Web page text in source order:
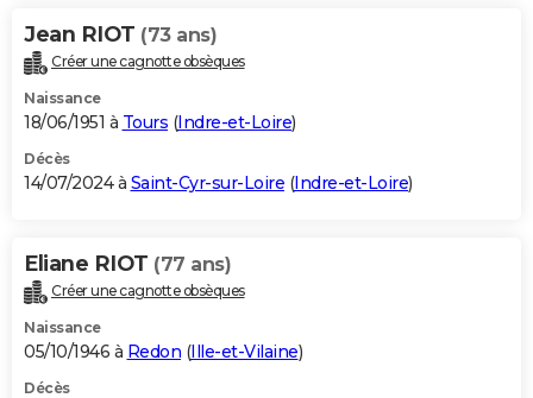
Jean RIOT (73 ans)
Créer une cagnotte obsèques
Naissance
18/06/1951 à Tours (Indre-et-Loire)
Décès
14/07/2024 à Saint-Cyr-sur-Loire (Indre-et-Loire)
Eliane RIOT (77 ans)
Créer une cagnotte obsèques
Naissance
05/10/1946 à Redon (Ille-et-Vilaine)
Décès